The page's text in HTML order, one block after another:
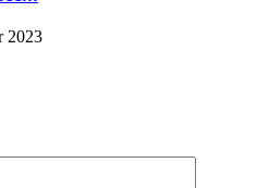
2023